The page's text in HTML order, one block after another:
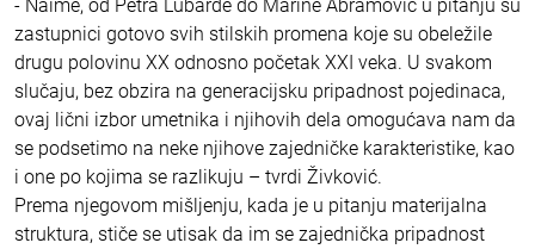
- Naime, od Petra Lubarde do Marine Abramović u pitanju su
zastupnici gotovo svih stilskih promena koje su obeležile
drugu polovinu XX odnosno početak XXI veka. U svakom
slučaju, bez obzira na generacijsku pripadnost pojedinaca,
ovaj lični izbor umetnika i njihovih dela omogućava nam da
se podsetimo na neke njihove zajedničke karakteristike, kao
i one po kojima se razlikuju – tvrdi Živković.
Prema njegovom mišljenju, kada je u pitanju materijalna
struktura, stiče se utisak da im se zajednička pripadnost